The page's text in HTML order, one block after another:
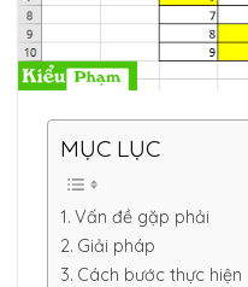
MỤC LỤC
Vấn đề gặp phải
Giải pháp
Cách bước thực hiện